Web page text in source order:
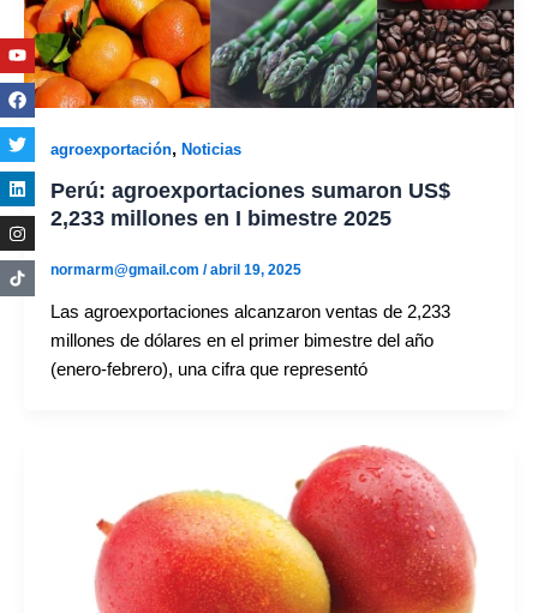
agroexportación, Noticias
Perú: agroexportaciones sumaron US$
2,233 millones en I bimestre 2025
normarm@gmail.com /abril 19, 2025
Las agroexportaciones alcanzaron ventas de 2,233
millones de dólares en el primer bimestre del año
(enero-febrero), una cifra que representó
Youtube
Facebook
Twitter
Linkedin
Instagram